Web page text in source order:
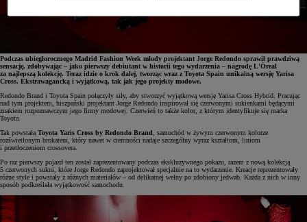
Podczas ubiegłorocznego Madrid Fashion Week młody projektant Jorge Redondo sprawił prawdziwą
sensację, zdobywając – jako pierwszy debiutant w historii tego wydarzenia – nagrodę L'Òreal
za najlepszą kolekcję. Teraz idzie o krok dalej, tworząc wraz z Toyota Spain unikalną wersję Yarisa
Cross. Ekstrawagancką i wyjątkową, tak jak jego projekty modowe.
Redondo Brand i Toyota Spain połączyły siły, aby stworzyć wyjątkową wersję Yarisa Cross Hybrid. Pracując
nad tym projektem, hiszpański projektant Jorge Redondo inspirował się czerwonymi sukienkami będącymi
znakiem rozpoznawczym jego firmy modowej. Czerwień to także kolor, z którym identyfikuje się marka
Toyota.
Tak powstała Toyota Yaris Cross by Redondo Brand , samochód w żywym czerwonym kolorze
rozświetlonym brokatem, który nawet w ciemności nadaje szczególny wyraz kształtom, liniom
i przetłoczeniom crossovera.
Po raz pierwszy pojazd ten został zaprezentowany podczas ekskluzywnego pokazu, razem z nową kolekcją
5 czerwonych sukni, które Jorge Redondo zaprojektował specjalnie na to wydarzenie. Kreacje reprezentowały
różne style i powstały z różnych materiałów – od delikatnej wełny po zdobiony jedwab. Każda z nich w inny
sposób podkreślała wyjątkowość samochodu.